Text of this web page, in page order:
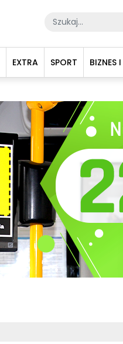
EXTRA SPORT BIZNES